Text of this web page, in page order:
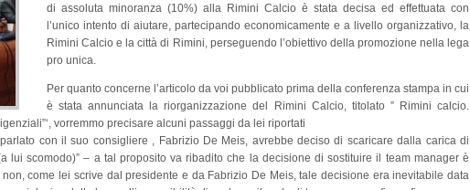
di assoluta minoranza (10%) alla Rimini Calcio è stata decisa ed effettuata con
l’unico intento di aiutare, partecipando economicamente e a livello organizzativo, la
Rimini Calcio e la città di Rimini, perseguendo l’obiettivo della promozione nella lega
pro unica.
Per quanto concerne l’articolo da voi pubblicato prima della conferenza stampa in cui
è stata annunciata la riorganizzazione del Rimini Calcio, titolato ” Rimini calcio.
vorremmo precisare alcuni passaggi da lei riportati
con il suo consigliere , Fabrizio De Meis, avrebbe deciso di scaricare dalla carica di
lui scomodo)” – a tal proposito va ribadito che la decisione di sostituire il team manager è
come lei scrive dal presidente e da Fabrizio De Meis, tale decisione era inevitabile data